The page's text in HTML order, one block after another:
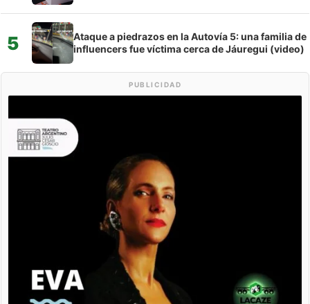
5
Ataque a piedrazos en la Autovía 5: una familia de
influencers fue víctima cerca de Jáuregui (video)
PUBLICIDAD